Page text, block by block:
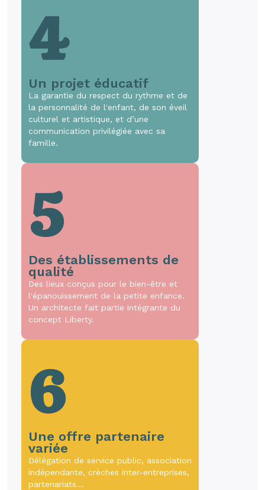
4
Un projet éducatif
La garantie du respect du rythme et de
la personnalité de l'enfant, de son éveil
culturel et artistique, et d’une
communication privilégiée avec sa
famille.
5
Des établissements de
qualité
Des lieux conçus pour le bien-être et
l'épanouissement de la petite enfance.
Un architecte fait partie intégrante du
concept Liberty.
6
Une offre partenaire
variée
Délégation de service public, association
indépendante, crèches inter-entreprises,
partenariats…